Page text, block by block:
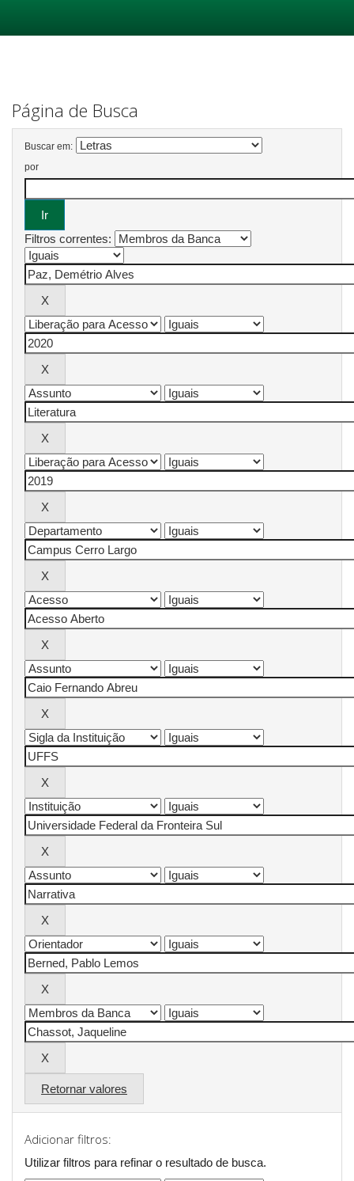
Página de Busca
Buscar em:
por
Filtros correntes:
Retornar valores
Adicionar filtros:
Utilizar filtros para refinar o resultado de busca.